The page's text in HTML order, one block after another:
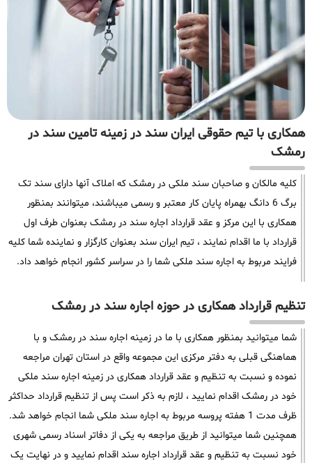
همکاری با تیم حقوقی ایران سند در زمینه تامین سند در
رمشک
کلیه مالکان و صاحبان سند ملکی در رمشک که املاک آنها دارای سند تک
برگ 6 دانگ بهمراه پایان کار معتبر و رسمی میباشند، میتوانند بمنظور
همکاری با این مرکز و عقد قرارداد اجاره سند در رمشک بعنوان طرف اول
قرارداد با ما اقدام نمایند ، تیم ایران سند بعنوان کارگزار و نماینده شما کلیه
فرایند مربوط به اجاره سند ملکی شما را در سراسر کشور انجام خواهد داد.
تنظیم قرارداد همکاری در حوزه اجاره سند در رمشک
شما میتوانید بمنظور همکاری با ما در زمینه اجاره سند در رمشک و با
هماهنگی قبلی به دفتر مرکزی این مجموعه واقع در استان تهران مراجعه
نموده و نسبت به تنظیم و عقد قرارداد همکاری در زمینه اجاره سند ملکی
خود در رمشک اقدام نمایید ، لازم به ذکر است پس از تنظیم قرارداد حداکثر
ظرف مدت 1 هفته پروسه مربوط به اجاره سند ملکی شما انجام خواهد شد.
همچنین شما میتوانید از طریق مراجعه به یکی از دفاتر اسناد رسمی شهری
خود نسبت به تنظیم و عقد قرارداد اجاره سند اقدام نمایید و در نهایت یک